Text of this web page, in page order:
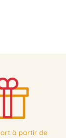
à partir de